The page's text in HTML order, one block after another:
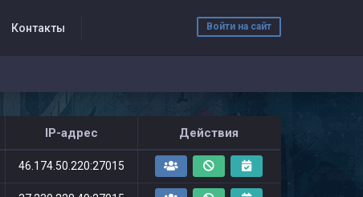
Войти на сайт
Контакты
IP-адрес Действия
46.174.50.220:27015